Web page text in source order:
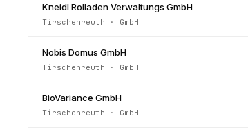
Kneidl Rolladen Verwaltungs GmbH
Tirschenreuth · GmbH
Nobis Domus GmbH
Tirschenreuth · GmbH
BioVariance GmbH
Tirschenreuth · GmbH